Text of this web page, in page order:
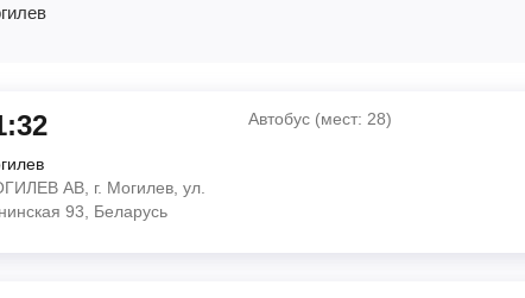
АВ, г. Могилев, ул.
93, Беларусь
Автобус (мест: 28)